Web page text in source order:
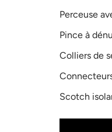
Perceuse
Pince à
Colliers de
Scotch